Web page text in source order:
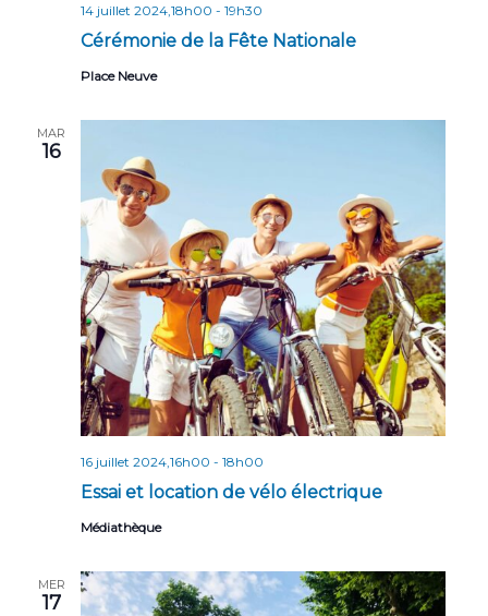
Cérémonie de la Fête Nationale
14 juillet 2024,18h00 - 19h30
Place Neuve
MAR
16
Essai et location de vélo électrique
16 juillet 2024,16h00 - 18h00
Médiathèque
MER
17